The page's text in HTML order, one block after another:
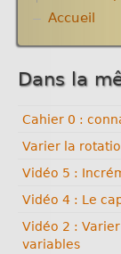
Accueil
Dans la
Cahier 0 :
Varier la
Vidéo 5 :
Vidéo 4 : Le
Vidéo 2 :
variables